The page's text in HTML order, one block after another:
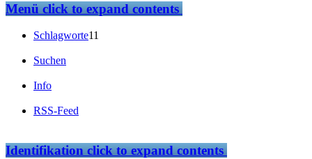
Menüclick to expand contents
Schlagworte11
Suchen
Info
RSS-Feed
Identifikationclick to expand contents